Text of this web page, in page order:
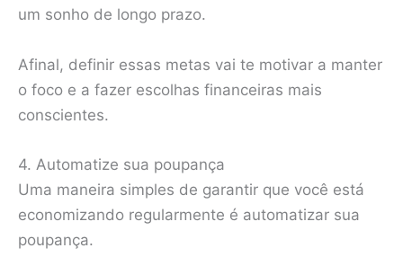
um sonho de longo prazo.
Afinal, definir essas metas vai te motivar a manter
o foco e a fazer escolhas financeiras mais
conscientes.
4. Automatize sua poupança
Uma maneira simples de garantir que você está
economizando regularmente é automatizar sua
poupança.